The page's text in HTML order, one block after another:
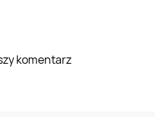
komentarz